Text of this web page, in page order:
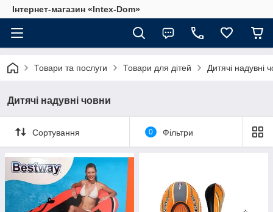
Інтернет-магазин «Intex-Dom»
Товари та послуги Товари для дітей Дитячі надувні
Дитячі надувні човни
Сортування 0 Фільтри